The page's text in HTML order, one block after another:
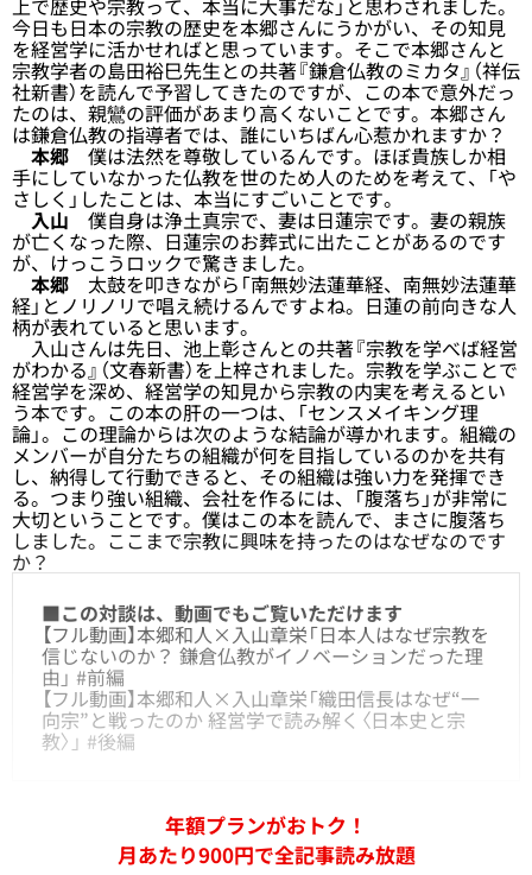
上で歴史や宗教って、本当に大事だな」と思わされました。
今日も日本の宗教の歴史を本郷さんにうかがい、その知見
を経営学に活かせればと思っています。そこで本郷さんと
宗教学者の島田裕巳先生との共著『鎌倉仏教のミカタ』（祥伝
社新書）を読んで予習してきたのですが、この本で意外だっ
たのは、親鸞の評価があまり高くないことです。本郷さん
は鎌倉仏教の指導者では、誰にいちばん心惹かれますか？
本郷 僕は法然を尊敬しているんです。ほぼ貴族しか相
手にしていなかった仏教を世のため人のためを考えて、「や
さしく」したことは、本当にすごいことです。
入山 僕自身は浄土真宗で、妻は日蓮宗です。妻の親族
が亡くなった際、日蓮宗のお葬式に出たことがあるのです
が、けっこうロックで驚きました。
本郷 太鼓を叩きながら「南無妙法蓮華経、南無妙法蓮華
経」とノリノリで唱え続けるんですよね。日蓮の前向きな人
柄が表れていると思います。
入山さんは先日、池上彰さんとの共著『宗教を学べば経営
がわかる』（文春新書）を上梓されました。宗教を学ぶことで
経営学を深め、経営学の知見から宗教の内実を考えるとい
う本です。この本の肝の一つは、「センスメイキング理
論」。この理論からは次のような結論が導かれます。組織の
メンバーが自分たちの組織が何を目指しているのかを共有
し、納得して行動できると、その組織は強い力を発揮でき
る。つまり強い組織、会社を作るには、「腹落ち」が非常に
大切ということです。僕はこの本を読んで、まさに腹落ち
しました。ここまで宗教に興味を持ったのはなぜなのです
か？
■この対談は、動画でもご覧いただけます
【フル動画】本郷和人×入山章栄「日本人はなぜ宗教を
信じないのか？ 鎌倉仏教がイノベーションだった理
由」 #前編
【フル動画】本郷和人×入山章栄「織田信長はなぜ“一
向宗”と戦ったのか 経営学で読み解く〈日本史と宗
教〉」 #後編
年額プランがおトク！
月あたり900円で全記事読み放題